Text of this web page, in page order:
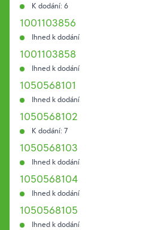
K dodání: 6
1001103856
Ihned k dodání
1001103858
Ihned k dodání
1050568101
Ihned k dodání
1050568102
K dodání: 7
1050568103
Ihned k dodání
1050568104
Ihned k dodání
1050568105
Ihned k dodání